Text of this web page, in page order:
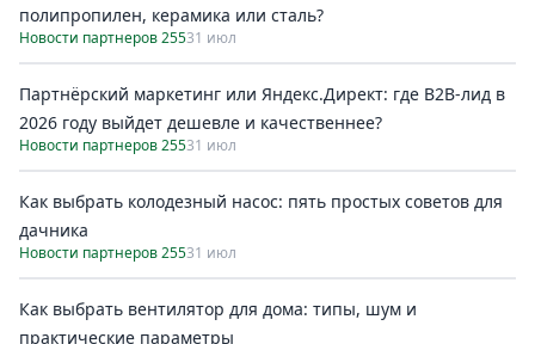
полипропилен, керамика или сталь?
Новости партнеров 25531 июл
Партнёрский маркетинг или Яндекс.Директ: где B2B-лид в
2026 году выйдет дешевле и качественнее?
Новости партнеров 25531 июл
Как выбрать колодезный насос: пять простых советов для
дачника
Новости партнеров 25531 июл
Как выбрать вентилятор для дома: типы, шум и
практические параметры